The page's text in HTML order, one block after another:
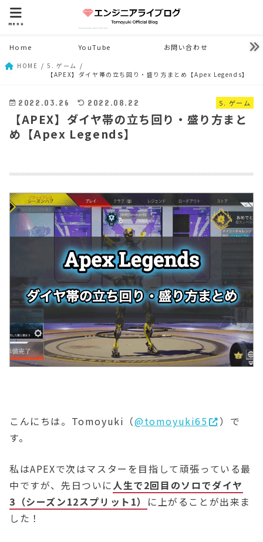
menu
Home YouTube お問い合わせ
HOME
5. ゲーム
【APEX】ダイヤ帯の立ち回り・盛り方まとめ【Apex Legends】
5. ゲーム
2022.03.26 2022.08.22
【APEX】ダイヤ帯の立ち回り・盛り方まと
め【Apex Legends】
こんにちは。Tomoyuki（@tomoyuki65
）で
す。
私はAPEXで次はマスターを目指して頑張っている最
中ですが、先日ついに人生で2回目のソロでダイヤ
3（シーズン12スプリット1） に上がることが出来ま
した！